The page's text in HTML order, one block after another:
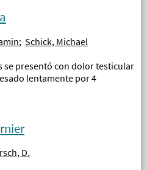
; Schick, Michael
se presentó con dolor testicular
lentamente por 4
D.